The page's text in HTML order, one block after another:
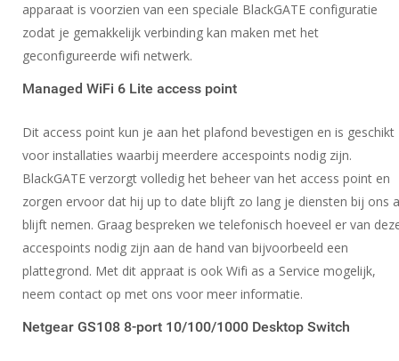
apparaat is voorzien van een speciale BlackGATE configuratie
zodat je gemakkelijk verbinding kan maken met het
geconfigureerde wifi netwerk.
Managed WiFi 6 Lite access point
Dit access point kun je aan het plafond bevestigen en is geschikt
voor installaties waarbij meerdere accespoints nodig zijn.
BlackGATE verzorgt volledig het beheer van het access point en
zorgen ervoor dat hij up to date blijft zo lang je diensten bij ons
blijft nemen. Graag bespreken we telefonisch hoeveel er van
accespoints nodig zijn aan de hand van bijvoorbeeld een
plattegrond. Met dit appraat is ook Wifi as a Service mogelijk,
neem contact op met ons voor meer informatie.
Netgear GS108 8-port 10/100/1000 Desktop Switch